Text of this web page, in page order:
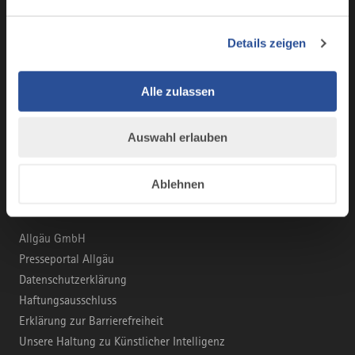
Details zeigen
Alle zulassen
Auswahl erlauben
Ablehnen
Marke Allgäu
Business Service: Angebote für die Region
Innovation und Gründung
info@allgaeu.de
Allgäu GmbH
Presseportal Allgäu
Datenschutzerklärung
Haftungsausschluss
Erklärung zur Barrierefreiheit
Unsere Haltung zu Künstlicher Intelligenz